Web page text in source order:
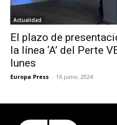
Actualidad
El plazo de
la línea ‘A’ del Perte
lunes
Europa Press - 16 junio, 2024